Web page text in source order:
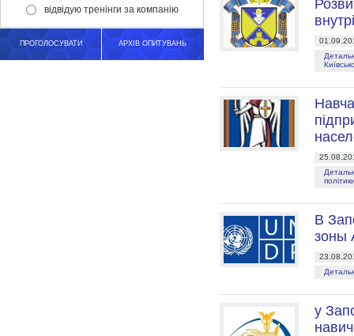
відвідую тренінги за компанію
ПРОГОЛОСУВАТИ АРХІВ ОПИТУВАНЬ
В
зоны
у